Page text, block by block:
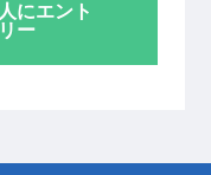
にエント
リー